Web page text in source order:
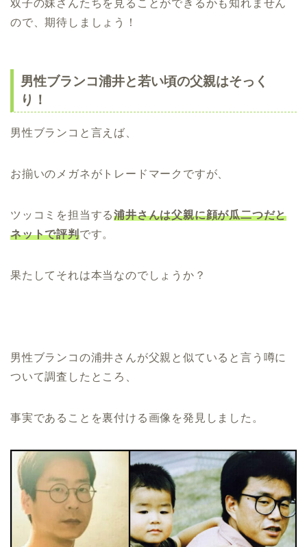
双子の妹さんたちを見ることができるかも知れません
ので、期待しましょう！
男性ブランコ浦井と若い頃の父親はそっく
り！
男性ブランコと言えば、
お揃いのメガネがトレードマークですが、
ツッコミを担当する浦井さんは父親に顔が瓜二つだと
ネットで評判です。
果たしてそれは本当なのでしょうか？
男性ブランコの浦井さんが父親と似ていると言う噂に
ついて調査したところ、
事実であることを裏付ける画像を発見しました。